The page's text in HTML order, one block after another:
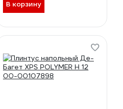
В корзину